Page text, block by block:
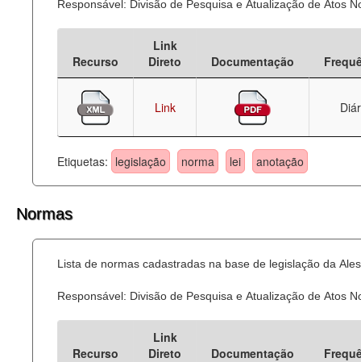
Processo Legislativo
Deputados Estaduais
Administração
Legislação
Perguntas frequentes
Contato
Responsável: Divisão de Pesquisa e Atualização de Atos
Recurso
Link
Direto
Documentação
Link
Etiquetas: legislação norma lei anotação
Normas
Lista de normas cadastradas na base de legislação da
Responsável: Divisão de Pesquisa e Atualização de Atos
Recurso
Link
Direto
Documentação